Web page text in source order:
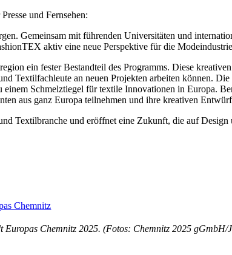
und Fernsehen:
Gemeinsam mit führenden Universitäten und
aktiv eine neue Perspektive für die
ein fester Bestandteil des Programms. Diese
Textilfachleute an neuen Projekten arbeiten können.
Schmelztiegel für textile Innovationen in Europa.
aus ganz Europa teilnehmen und ihre kreativen
Textilbranche und eröffnet eine Zukunft, die auf Design
Chemnitz 2025. (Fotos: Chemnitz 2025